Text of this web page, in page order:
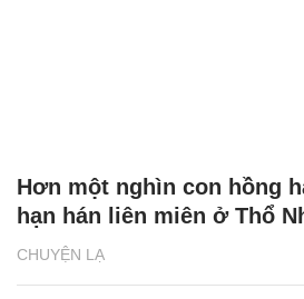
CHUYỆN LẠ
Hơn một nghìn con hồng
hạn hán liên miên ở Thổ